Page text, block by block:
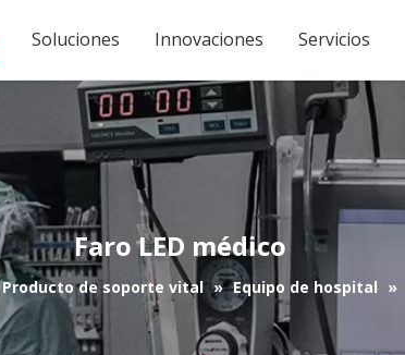
Soluciones Innovaciones Servicios
Faro LED médico
Producto de soporte vital » Equipo de hospital »